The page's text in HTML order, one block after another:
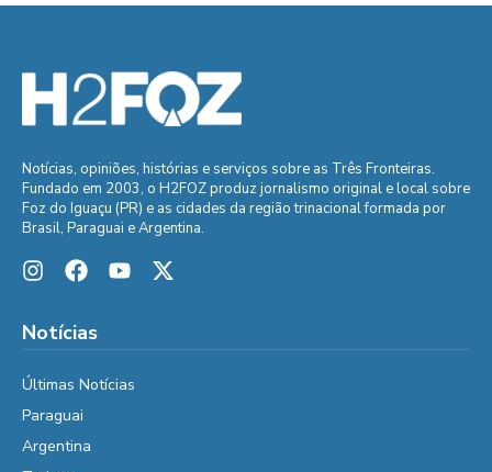
Notícias, opiniões, histórias e serviços sobre as Três Fronteiras.
Fundado em 2003, o H2FOZ produz jornalismo original e local sobre
Foz do Iguaçu (PR) e as cidades da região trinacional formada por
Brasil, Paraguai e Argentina.
Notícias
Últimas Notícias
Paraguai
Argentina